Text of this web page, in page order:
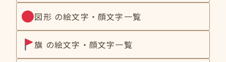
図形 の絵文字・顔文字一覧
旗 の絵文字・顔文字一覧